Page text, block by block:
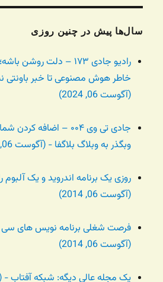
سال‌ها پیش در چنین روزی
رادیو جادی ۱۷۳ – دلت
خاطر هوش مصنوعی تا خبر باونتی
(آگوست 06, 2024)
جادی تی وی ۰۰۴ – اضافه
وبگذر به وبلاگ بلاگفا - (آگوست 06, 2014)
روزی یک برنامه اندروید و یک آلبوم
(آگوست 06, 2014)
فرصت شغلی برنامه نویس های سی
(آگوست 06, 2014)
یک مجله عالی دیگه: شبکه آفتاب -